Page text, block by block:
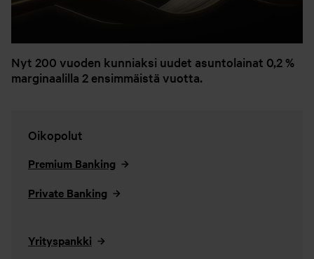
Nyt 200 vuoden kunniaksi uudet asuntolainat 0,2 %
marginaalilla 2 ensimmäistä vuotta.
Oikopolut
Premium Banking
Private Banking
Yrityspankki